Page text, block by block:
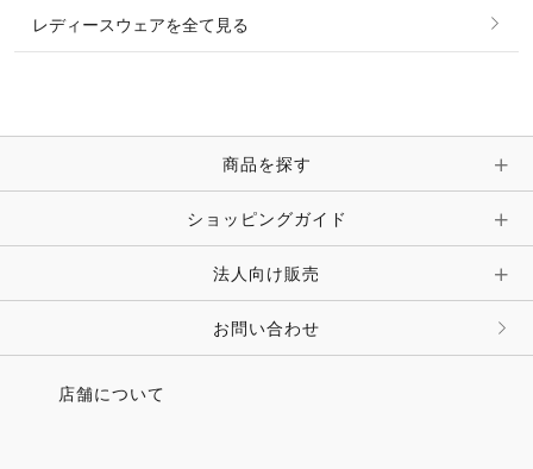
時計・財布・キーケース・革小物
キーホルダー・チャーム・ストラップ
ピン・ブローチ・コサージュ
その他 アクセサリー
レディースウェアを全て見る
商品を探す
ショッピングガイド
法人向け販売
お問い合わせ
店舗について